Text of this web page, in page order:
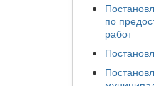
по
работ